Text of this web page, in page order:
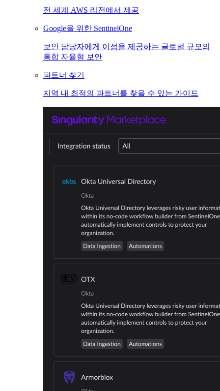
전 세계 AWS 리전에서 제공
Google을 위한 SentinelOne
보안 담당자에게 이점을 제공하는 글로벌 규모의
통합 자율형 보안
파트너 찾기
지역 내 최적의 파트너를 찾을 수 있는 가이드